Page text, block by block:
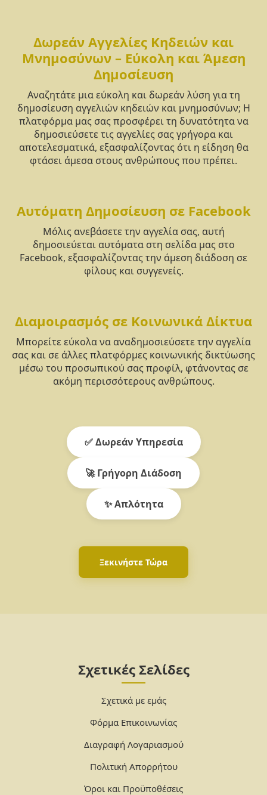
Δωρεάν Αγγελίες Κηδειών και
Μνημοσύνων – Εύκολη και Άμεση
Δημοσίευση
Αναζητάτε μια εύκολη και δωρεάν λύση για τη
δημοσίευση αγγελιών κηδειών και μνημοσύνων; Η
πλατφόρμα μας σας προσφέρει τη δυνατότητα να
δημοσιεύσετε τις αγγελίες σας γρήγορα και
αποτελεσματικά, εξασφαλίζοντας ότι η είδηση θα
φτάσει άμεσα στους ανθρώπους που πρέπει.
Αυτόματη Δημοσίευση σε Facebook
Μόλις ανεβάσετε την αγγελία σας, αυτή
δημοσιεύεται αυτόματα στη σελίδα μας στο
Facebook, εξασφαλίζοντας την άμεση διάδοση σε
φίλους και συγγενείς.
Διαμοιρασμός σε Κοινωνικά Δίκτυα
Μπορείτε εύκολα να αναδημοσιεύσετε την αγγελία
σας και σε άλλες πλατφόρμες κοινωνικής δικτύωσης
μέσω του προσωπικού σας προφίλ, φτάνοντας σε
ακόμη περισσότερους ανθρώπους.
✅ Δωρεάν Υπηρεσία
🚀 Γρήγορη Διάδοση
✨ Απλότητα
Ξεκινήστε Τώρα
Σχετικές Σελίδες
Σχετικά με εμάς
Φόρμα Επικοινωνίας
Διαγραφή Λογαριασμού
Πολιτική Απορρήτου
Όροι και Προϋποθέσεις